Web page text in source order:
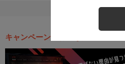
キャンペーン・お得な情報